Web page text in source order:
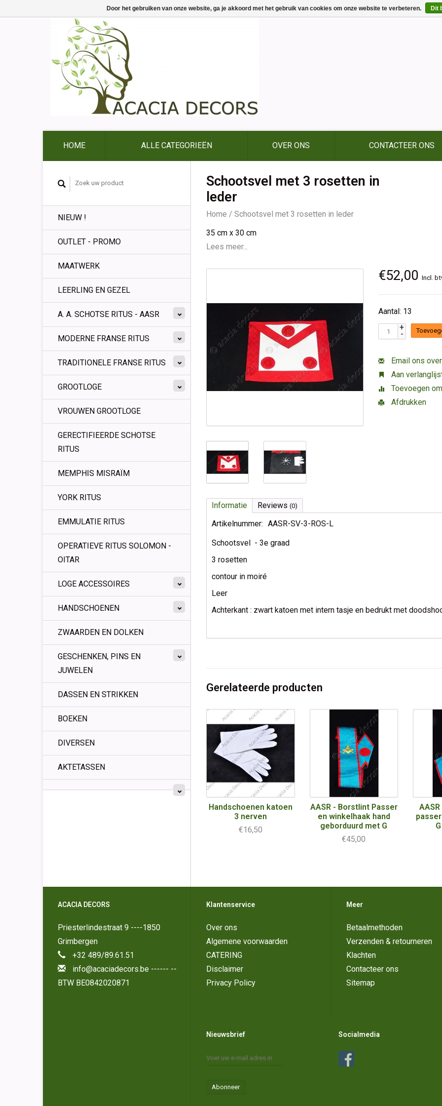
HOME ALLE CATEGORIEËN OVER ONS CONTACTEER ONS
NIEUW !
OUTLET - PROMO
MAATWERK
LEERLING EN GEZEL
A. A. SCHOTSE RITUS - AASR
MODERNE FRANSE RITUS
TRADITIONELE FRANSE RITUS
GROOTLOGE
VROUWEN GROOTLOGE
GERECTIFIEERDE SCHOTSE
RITUS
MEMPHIS MISRAÏM
YORK RITUS
EMMULATIE RITUS
OPERATIEVE RITUS SOLOMON -
OITAR
LOGE ACCESSOIRES
HANDSCHOENEN
ZWAARDEN EN DOLKEN
GESCHENKEN, PINS EN
JUWELEN
DASSEN EN STRIKKEN
BOEKEN
DIVERSEN
AKTETASSEN
Schootsvel met 3 rosetten in
leder
Home / Schootsvel met 3 rosetten in leder
35 cm x 30 cm
Lees meer...
€52,00Incl.
Aantal: 13
+
-
Email ons
Aan
Toevoegen
Afdrukken
Informatie Reviews (0)
Artikelnummer: AASR-SV-3-ROS-L
Schootsvel - 3e graad
3 rosetten
contour in moiré
Leer
Achterkant : zwart katoen met intern tasje en bedrukt met
Gerelateerde producten
Handschoenen katoen
3 nerven
€16,50
AASR - Borstlint Passer
en winkelhaak hand
geborduurd met G
€45,00
ACACIA DECORS
Priesterlindestraat 9 ----1850
Grimbergen
+32 489/89.61.51
info@acaciadecors.be ------ --
BTW BE0842020871
Klantenservice
Over ons
Algemene voorwaarden
CATERING
Disclaimer
Privacy Policy
Meer
Betaalmethoden
Verzenden & retourneren
Klachten
Contacteer ons
Sitemap
Nieuwsbrief
Abonneer
Socialmedia
Door het gebruiken van onze website, ga je akkoord met het gebruik van cookies om onze website te verbeteren. Dit